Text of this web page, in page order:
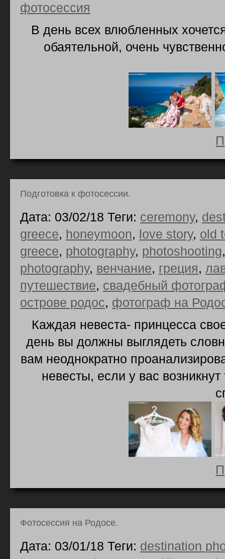
фотосессия
В день всех влюбленных
обаятельной, очень
Подготовка к фотосессии.
Дата: 03/02/18 Теги: ceremony,
greece, honeymoon, love story, old
greece, photography, photoshooting
photography, венчание, греция,
путешествие, свадебный
острове родос, фотограф на
Каждая невеста- принцесса
день вы должны выглядеть
вам неоднократно
невесты, если у вас
Фотосессия на Родосе.
Дата: 03/01/18 Теги: destination